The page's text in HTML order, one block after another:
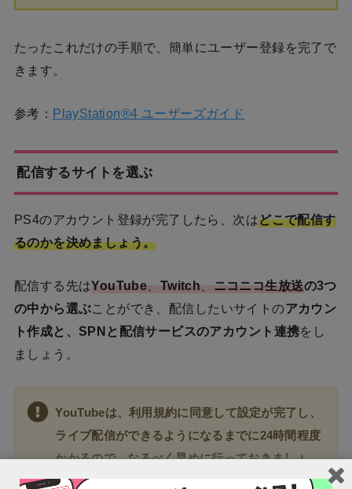
たったこれだけの手順で、簡単にユーザー登録を完了で
きます。
参考： PlayStation®4 ユーザーズガイド
配信するサイトを選ぶ
PS4のアカウント登録が完了したら、次はどこで配信す
るのかを決めましょう。
配信する先はYouTube、 Twitch、 ニコニコ生放送の3つ
の中から選ぶことができ、配信したいサイトのアカウン
ト作成と、SPNと配信サービスのアカウント連携をし
ましょう。
YouTubeは、利用規約に同意して設定が完了し、
ライブ配信ができるようになるまでに24時間程度
かかるので、なるべく早めに行っておきましょ
う。